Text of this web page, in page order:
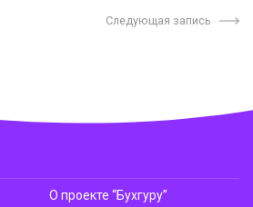
Следующая запись
О проекте “Бухгуру”